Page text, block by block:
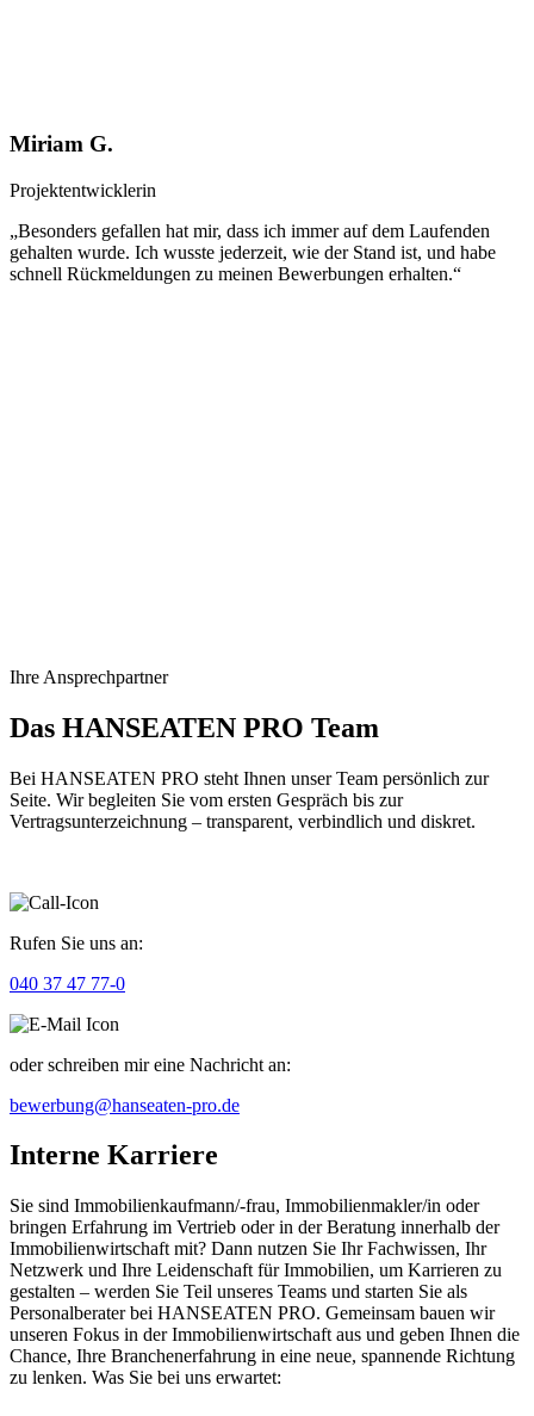
Miriam G.
Projektentwicklerin
„Besonders gefallen hat mir, dass ich immer auf dem Laufenden
gehalten wurde. Ich wusste jederzeit, wie der Stand ist, und habe
schnell Rückmeldungen zu meinen Bewerbungen erhalten.“
Ihre Ansprechpartner
Das HANSEATEN PRO Team
Bei HANSEATEN PRO steht Ihnen unser Team persönlich zur
Seite. Wir begleiten Sie vom ersten Gespräch bis zur
Vertragsunterzeichnung – transparent, verbindlich und diskret.
Rufen Sie uns an:
040 37 47 77-0
oder schreiben mir eine Nachricht an:
bewerbung@hanseaten-pro.de
Interne Karriere
Sie sind Immobilienkaufmann/-frau, Immobilienmakler/in oder
bringen Erfahrung im Vertrieb oder in der Beratung innerhalb der
Immobilienwirtschaft mit? Dann nutzen Sie Ihr Fachwissen, Ihr
Netzwerk und Ihre Leidenschaft für Immobilien, um Karrieren zu
gestalten – werden Sie Teil unseres Teams und starten Sie als
Personalberater bei HANSEATEN PRO. Gemeinsam bauen wir
unseren Fokus in der Immobilienwirtschaft aus und geben Ihnen die
Chance, Ihre Branchenerfahrung in eine neue, spannende Richtung
zu lenken. Was Sie bei uns erwartet: